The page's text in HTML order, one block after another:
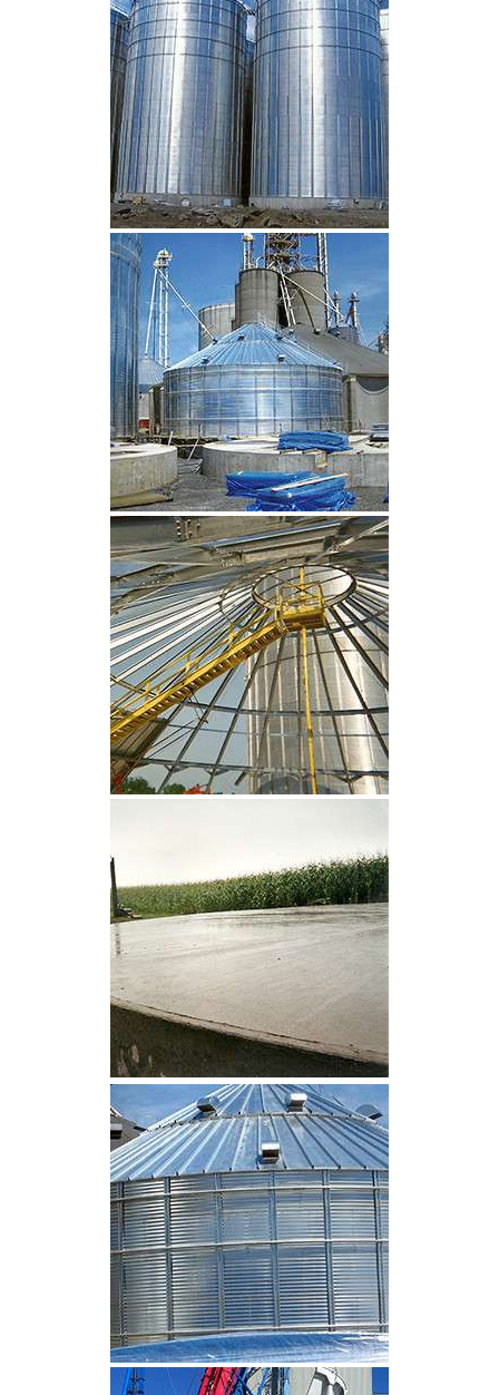
CLIQUEZ POUR AGRANDIR
CLIQUEZ POUR AGRANDIR
CLIQUEZ POUR AGRANDIR
CLIQUEZ POUR AGRANDIR
CLIQUEZ POUR AGRANDIR